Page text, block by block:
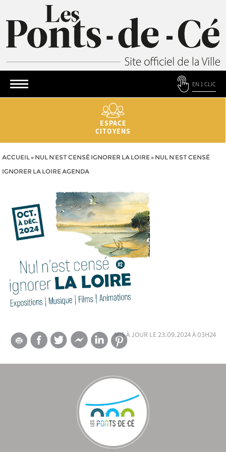
EN 1 CLIC
ESPACE
CITOYENS
ACCUEIL» NUL N’EST CENSÉ IGNORER LA LOIRE» NUL N’EST CENSÉ
IGNORER LA LOIRE AGENDA
mis à jour le 23.09.2024 à 03h24